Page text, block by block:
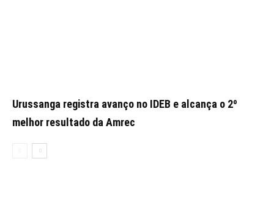
Urussanga registra avanço no IDEB e alcança o 2º
melhor resultado da Amrec